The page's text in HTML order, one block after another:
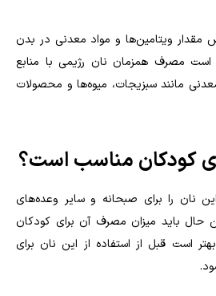
ویتامین‌ها و مواد معدنی در بدن
است مصرف همزمان نان رژیمی با منابع
مانند سبزیجات، میوه‌ها و محصولات
کودکان مناسب است؟
نان را برای صبحانه و سایر وعده‌های
حال باید میزان مصرف آن برای کودکان
است قبل از استفاده از این نان برای